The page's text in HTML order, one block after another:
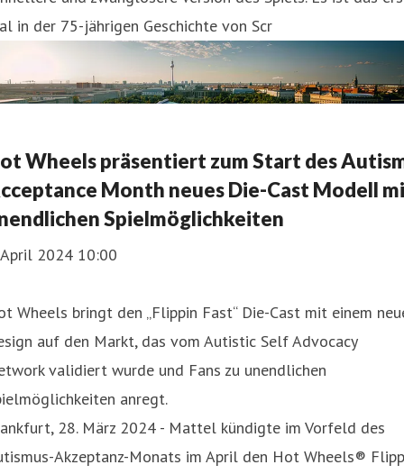
in der 75-jährigen Geschichte von Scr
Wheels präsentiert zum Start des
Month neues Die-Cast Modell
Spielmöglichkeiten
2024 10:00
Wheels bringt den „Flippin Fast“ Die-Cast mit einem
auf den Markt, das vom Autistic Self Advocacy
validiert wurde und Fans zu unendlichen
anregt.
28. März 2024 - Mattel kündigte im Vorfeld des
Akzeptanz-Monats im April den Hot Wheels®